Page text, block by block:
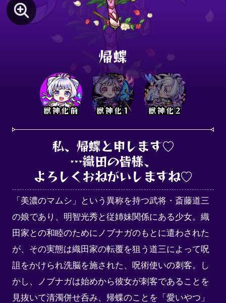
帰蝶
獣神化前 獣神化1 獣神化2
私、帰蝶と申します♡
…織田の皆様、
よろしくおねがいしますね♡
「美濃のマムシ」という異称を持つ武将・斎藤道三
の娘であり、明智光秀と従姉妹関係にある少女。織
田家との和睦のためにノブナガのもとに遣わされた
が、その実態は織田家の転覆を狙う道三によって呪
詛をかけられ洗脳を施された、呪術使いの刺客。し
かし、ノブナガは始めから彼女が刺客であることを
見抜いて清濁併せ呑み、帰蝶のことを「愛いやつ」